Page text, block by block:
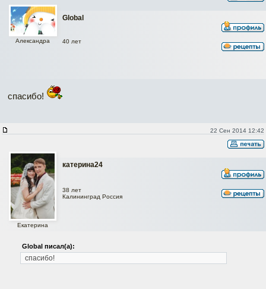
Global
Александра 40 лет
спасибо!
22 Сен 2014 12:42
катерина24
Екатерина
38 лет
Калининград Россия
Global писал(а):
спасибо!